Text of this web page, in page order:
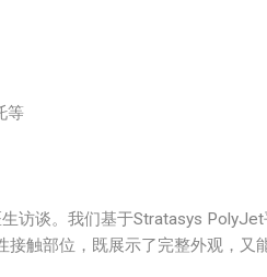
等
访谈。我们基于Stratasys PolyJet
触部位，既展示了完整外观，又